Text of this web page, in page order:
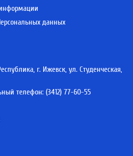
данных
г. Ижевск, ул. Студенческая,
телефон: (3412) 77-60-55